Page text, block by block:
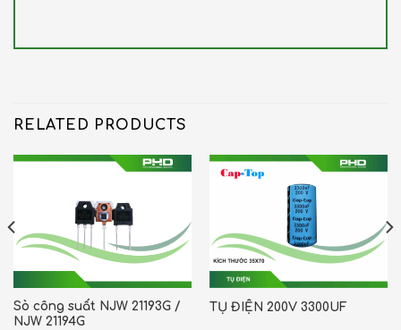
RELATED PRODUCTS
Sò công suất NJW 21193G /
NJW 21194G
TỤ ĐIỆN 200V 3300UF